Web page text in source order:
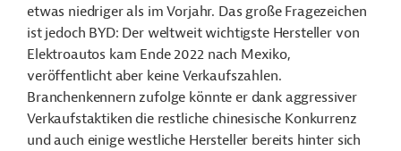
etwas niedriger als im Vorjahr. Das große Fragezeichen
ist jedoch BYD: Der weltweit wichtigste Hersteller von
Elektroautos kam Ende 2022 nach Mexiko,
veröffentlicht aber keine Verkaufszahlen.
Branchenkennern zufolge könnte er dank aggressiver
Verkaufstaktiken die restliche chinesische Konkurrenz
und auch einige westliche Hersteller bereits hinter sich